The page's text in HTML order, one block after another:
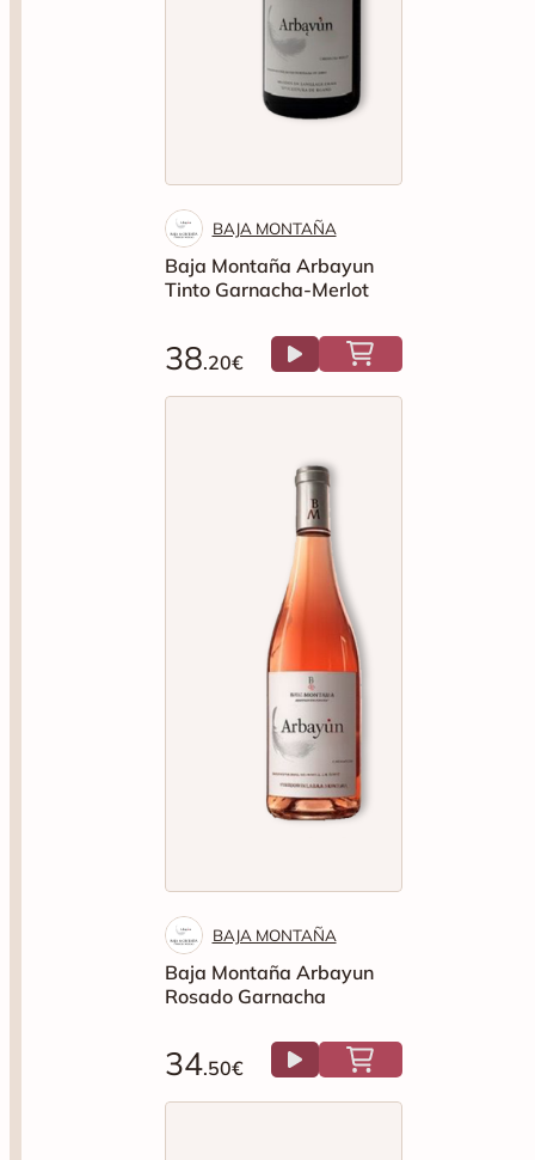
BAJA MONTAÑA
Baja Montaña Arbayun
Tinto Garnacha-Merlot
38.20€
BAJA MONTAÑA
Baja Montaña Arbayun
Rosado Garnacha
34.50€